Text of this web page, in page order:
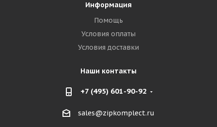
Информация
Помощь
Условия оплаты
Условия доставки
Наши контакты
+7 (495) 601-90-92
sales@zipkomplect.ru